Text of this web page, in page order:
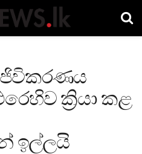
ක්‍රියා කළ
ඉල්ලයි